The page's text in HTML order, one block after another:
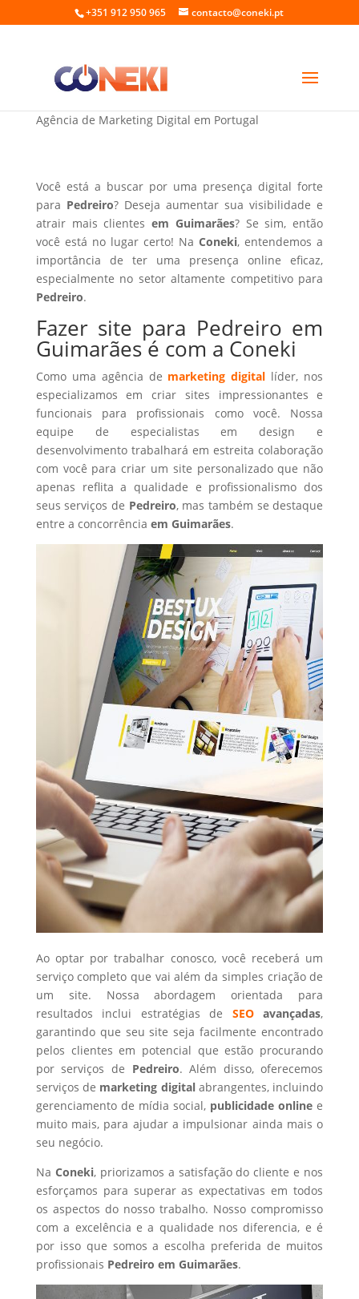
+351 912 950 965 contacto@coneki.pt
Fazer site para Pedreiro em Guimarães
Agência de Marketing Digital em Portugal
Você está a buscar por uma presença digital forte
para Pedreiro? Deseja aumentar sua visibilidade e
atrair mais clientesem Guimarães? Se sim, então
você está no lugar certo! NaConeki, entendemos a
importância de ter uma presença online eficaz,
especialmente no setor altamente competitivo para
Pedreiro.
Fazer site para Pedreiro em
Guimarães é com a Coneki
Como uma agência de marketing digital líder, nos
especializamos em criar sites impressionantes e
funcionais para profissionais como você. Nossa
equipe de especialistas em design e
desenvolvimento trabalhará em estreita colaboração
com você para criar um site personalizado que não
apenas reflita a qualidade e profissionalismo dos
seus serviços de Pedreiro, mas também se destaque
entre a concorrência em Guimarães.
Ao optar por trabalhar conosco, você receberá um
serviço completo que vai além da simples criação de
um site. Nossa abordagem orientada para
resultados inclui estratégias de SEOavançadas,
garantindo que seu site seja facilmente encontrado
pelos clientes em potencial que estão procurando
por serviços de Pedreiro. Além disso, oferecemos
serviços de marketing digital abrangentes, incluindo
gerenciamento de mídia social, publicidade online e
muito mais, para ajudar a impulsionar ainda mais o
seu negócio.
Na Coneki, priorizamos a satisfação do cliente e nos
esforçamos para superar as expectativas em todos
os aspectos do nosso trabalho. Nosso compromisso
com a excelência e a qualidade nos diferencia, e é
por isso que somos a escolha preferida de muitos
profissionais Pedreiro em Guimarães.